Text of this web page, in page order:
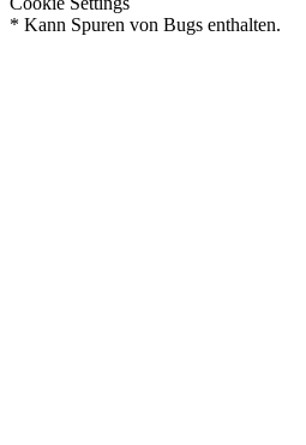
* Kann Spuren von Bugs enthalten.